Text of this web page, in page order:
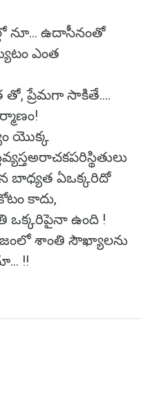
నూ... ఉదాసీనంతో
ఎంత
ప్రేమగా సాకితే....
యొక్క
బాధ్యత ఏఒక్కరిదో
కాదు,
ఒక్కరిపైనా ఉంది !
శాంతి సౌఖ్యాలను
!!